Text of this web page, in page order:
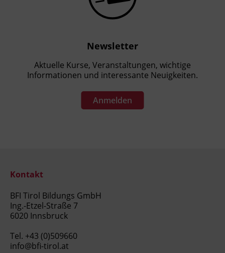
Newsletter
Aktuelle Kurse, Veranstaltungen, wichtige
Informationen und interessante Neuigkeiten.
Anmelden
Kontakt
BFI Tirol Bildungs GmbH
Ing.-Etzel-Straße 7
6020 Innsbruck
Tel. +43 (0)509660
info@bfi-tirol.at